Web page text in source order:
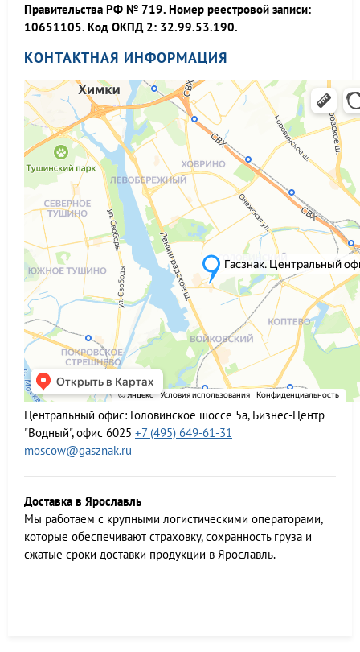
Правительства РФ № 719. Номер реестровой записи:
10651105. Код ОКПД 2: 32.99.53.190.
КОНТАКТНАЯ ИНФОРМАЦИЯ
Центральный офис: Головинское шоссе 5а, Бизнес-Центр
"Водный", офис 6025 +7 (495) 649-61-31
moscow@gasznak.ru
Доставка в Ярославль
Мы работаем c крупными логистическими операторами,
которые обеспечивают страховку, сохранность груза и
сжатые сроки доставки продукции в Ярославль.